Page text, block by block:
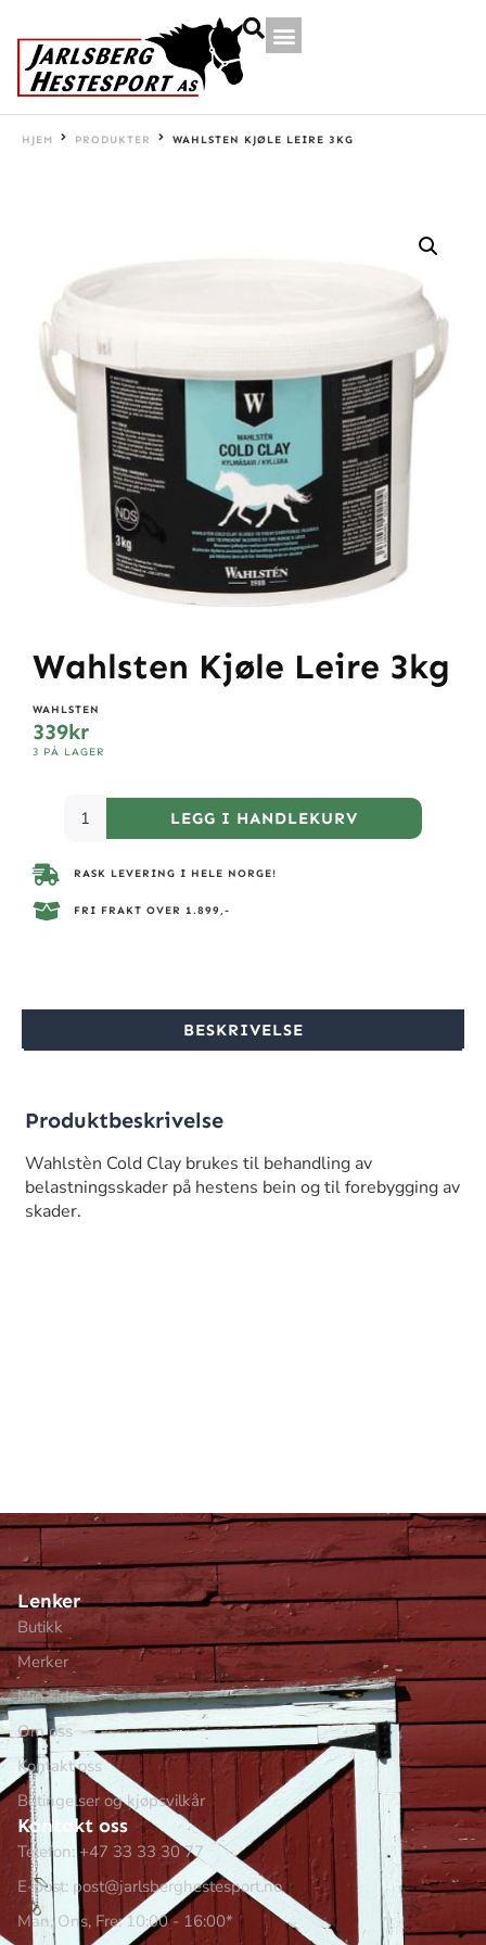
HJEM PRODUKTER WAHLSTEN KJØLE LEIRE 3KG
Wahlsten Kjøle Leire 3kg
WAHLSTEN
339kr
3 PÅ LAGER
LEGG I HANDLEKURV
RASK LEVERING I HELE NORGE!
FRI FRAKT OVER 1.899,-
BESKRIVELSE
Produktbeskrivelse
Wahlstèn Cold Clay brukes til behandling av
belastningsskader på hestens bein og til forebygging av
skader.
Lenker
Butikk
Merker
Min side
Om oss
Kontakt oss
Betingelser og kjøpsvilkår
Kontakt oss
Telefon: +47 33 33 30 77
E-post: post@jarlsberghestesport.no
Man, Ons, Fre: 10:00 - 16:00*